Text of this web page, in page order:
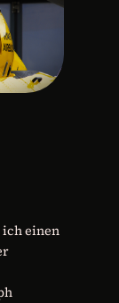
ich einen